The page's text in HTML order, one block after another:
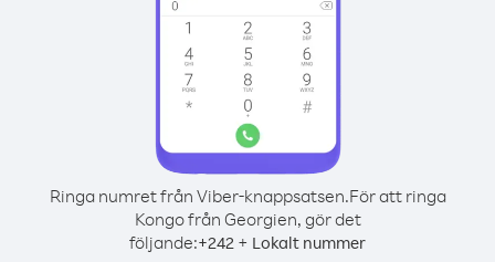
Ringa numret från Viber-knappsatsen.För att ringa
Kongo från Georgien, gör det
följande:+242 + Lokalt nummer